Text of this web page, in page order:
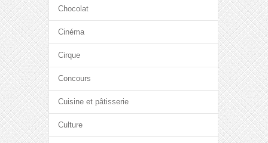
Chocolat
Cinéma
Cirque
Concours
Cuisine et pâtisserie
Culture